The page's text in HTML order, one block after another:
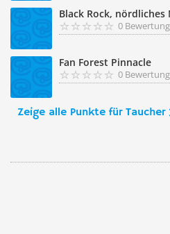
Black Rock, nördliches
0
Fan Forest Pinnacle
0
Zeige alle Punkte für Taucher